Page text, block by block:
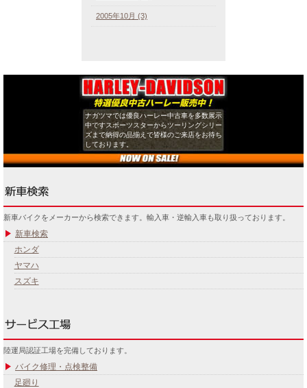
2005年10月 (3)
ナガツマでは優良ハーレー中古車を多数展示
中ですスポーツスターからツーリングシリー
ズまで納得の品揃えで皆様のご来店をお待ち
しております。
新車バイクをメーカーから検索できます。輸入車・逆輸入車も取り扱っております。
新車検索
ホンダ
ヤマハ
スズキ
陸運局認証工場を完備しております。
バイク修理・点検整備
足廻り